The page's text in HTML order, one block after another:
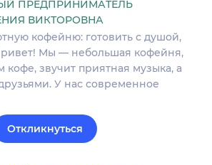
ПРЕДПРИНИМАТЕЛЬ
ВИКТОРОВНА
кофейню: готовить с душой,
Мы — небольшая кофейня,
кофе, звучит приятная музыка, а
У нас современное
Откликнуться